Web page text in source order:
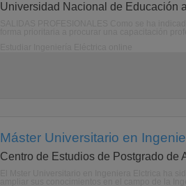
Universidad Nacional de Educación
Máster Universitario en
Centro de Estudios de Postgrado de